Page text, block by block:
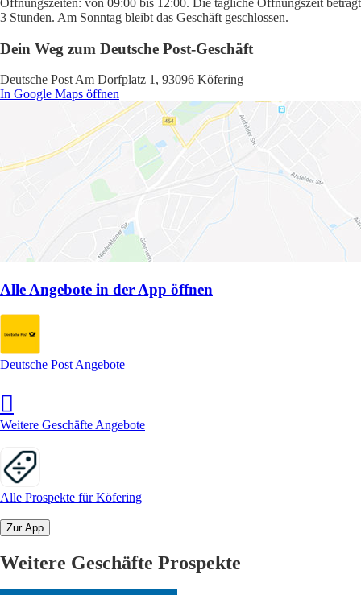
3 Stunden. Am Sonntag bleibt das Geschäft geschlossen.
Dein Weg zum Deutsche Post-Geschäft
Deutsche Post Am Dorfplatz 1, 93096 Köfering
In Google Maps öffnen
Alle Angebote in der App öffnen
Deutsche Post Angebote
Weitere Geschäfte Angebote
Alle Prospekte für Köfering
Zur App
Weitere Geschäfte Prospekte